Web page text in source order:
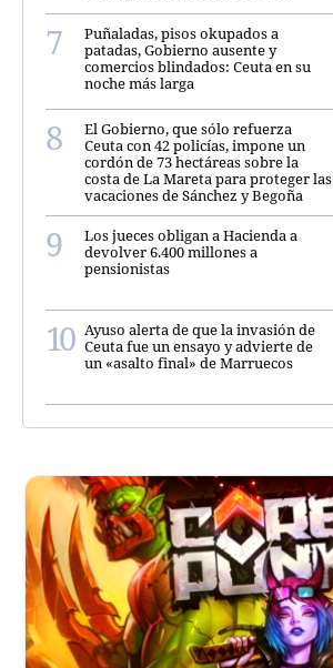
Puñaladas, pisos okupados a
patadas, Gobierno ausente y
comercios blindados: Ceuta en su
noche más larga
El Gobierno, que sólo refuerza
Ceuta con 42 policías, impone un
cordón de 73 hectáreas sobre la
costa de La Mareta para proteger las
vacaciones de Sánchez y Begoña
Los jueces obligan a Hacienda a
devolver 6.400 millones a
pensionistas
Ayuso alerta de que la invasión de
Ceuta fue un ensayo y advierte de
un «asalto final» de Marruecos